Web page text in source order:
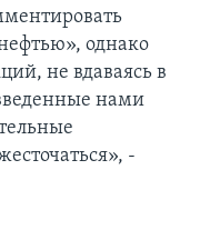
однако
не вдаваясь в
нами
-